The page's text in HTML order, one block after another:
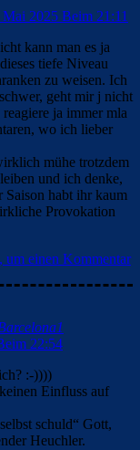
Mai 2025 Beim 21:11
kann man es ja
tiefe Niveau
zu weisen. Ich
geht mir j nicht
ja immer mla
wo ich lieber
mühe trotzdem
und ich denke,
Saison habt ihr kaum
Provokation
um einen Kommentar
22:54
:-))))
Einfluss auf
schuld“ Gott,
Heuchler.